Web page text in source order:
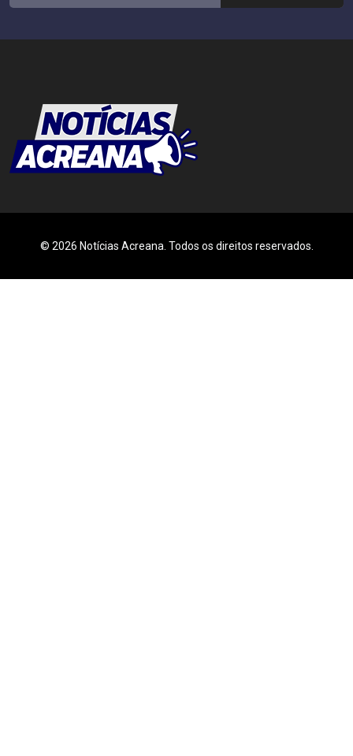
© 2026 Notícias Acreana. Todos os direitos reservados.